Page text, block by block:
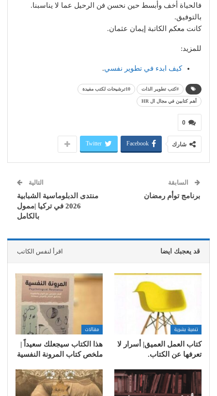
فالحياة أخف وأبسط حين نحسن فن الرحيل عما لا يناسبنا.
بالتوفيق.
كانت معكم الكاتبة إيمان عثمان.
للمزيد:
كيف ابدء في تطوير نفسي.
#كتب تطوير الذات 10ترشيحات لكتب مفيدة
أهم كتابين في مجال ال HR
0
شارك Facebook
Twitter
السابقة
برنامج توأم رمضان
التالية
منتدى الدبلوماسية الشبابية
2026 في تركيا |ممول
بالكامل
قد يعجبك ايضا اقرأ لنفس الكاتب
تنمية بشرية
كتاب العمل العميق| أسرار لا
تعرفها عن الكتاب.
مقالات
هذا الكتاب سيجعلك سعيداً |
ملخص كتاب المرونة النفسية